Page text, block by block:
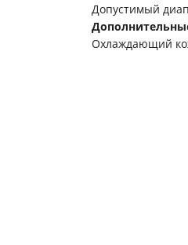
Допустимый
Охлаждающий